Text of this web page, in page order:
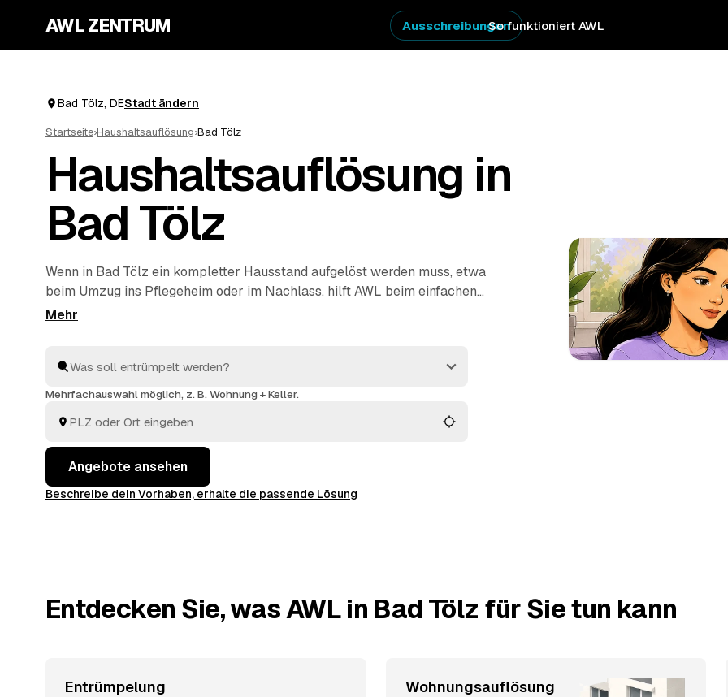
AWL ZENTRUM So funktioniert AWL
Ausschreibungen
Bad Tölz, DEStadt ändern
Startseite›Haushaltsauflösung›Bad Tölz
Haushaltsauflösung in
Bad Tölz
Wenn in Bad Tölz ein kompletter Hausstand aufgelöst werden muss, etwa
beim Umzug ins Pflegeheim oder im Nachlass, hilft AWL beim einfachen
Start. Sie geben Ihre Anfrage kostenlos auf, geprüfte Anbieter aus dem
arbeiten zügig und einfühlsam, von der ersten Schublade bis zur
besenreinen Übergabe. Sie müssen nur die Angebote vergleichen und
Mehrfachauswahl möglich, z. B. Wohnung + Keller.
Angebote ansehen
Beschreibe dein Vorhaben, erhalte die passende Lösung
Entdecken Sie, was AWL in Bad Tölz für Sie tun kann
Entrümpelung Wohnungsauflösung